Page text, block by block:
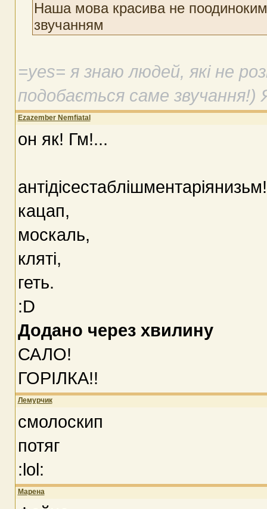
Наша мова красива не
звучанням
=yes= я знаю людей, якi не
подобається саме
Ezazember Nemfiatal
он як! Гм!...
кацап,
москаль,
кляті,
геть.
:D
Додано через хвилину
САЛО!
ГОРІЛКА!!
Лемурчик
смолоскип
потяг
:lol:
Марена